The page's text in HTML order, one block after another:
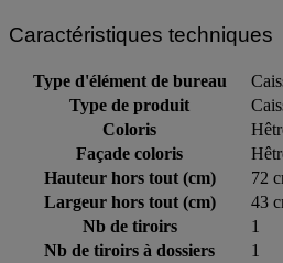
Caractéristiques techniques
Type d'élément de bureau
Type de produit
Coloris
Façade coloris
Hauteur hors tout (cm)
72
Largeur hors tout (cm)
43
Nb de tiroirs
1
Nb de tiroirs à dossiers
1